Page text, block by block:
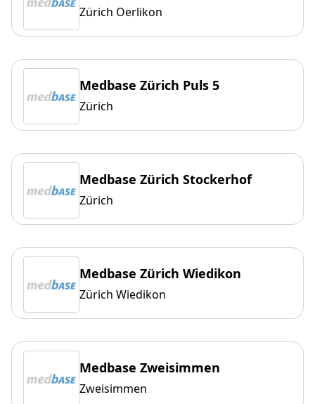
Zürich Oerlikon
Medbase Zürich Puls 5
Zürich
Medbase Zürich Stockerhof
Zürich
Medbase Zürich Wiedikon
Zürich Wiedikon
Medbase Zweisimmen
Zweisimmen